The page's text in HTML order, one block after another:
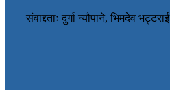
संवाद्दताः दुर्गा न्यौपाने, भिमदेव भट्टराई